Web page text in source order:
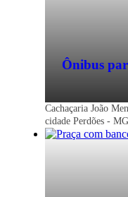
Ônibus
Cachaçaria João
cidade Perdões -